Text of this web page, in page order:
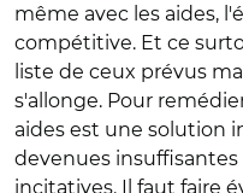
même avec les aides,
compétitive. Et ce
liste de ceux prévus
s'allonge. Pour
aides est une solution
devenues
incitatives. Il faut faire